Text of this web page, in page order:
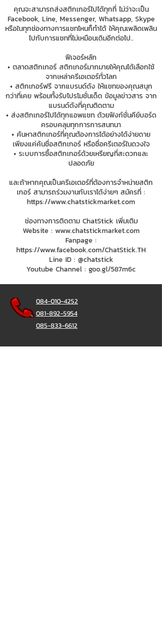
คุณจะสามารถส่งสติกเกอร์ไปได้ทุกที่ ไม่ว่าจะเป็น
Facebook, Line, Messenger, Whatsapp, Skype
หรือในทุกช่องทางการแชทไหนก็ทำได้ ให้คุณเพลิดเพลิน
ไปกับการแชทที่ไม่เหมือนเดิมอีกต่อไป..
ฟีเจอร์หลัก
• ตลาดสติกเกอร์ สติกเกอร์มากมายให้คุณได้เลือกใช้
จากเหล่าครีเอเตอร์ทั่วโลก
• สติกเกอร์ฟรี จากแบรนด์ดัง ให้แชทของคุณสนุก
กว่าที่เคย พร้อมทั้งรับโปรโมชั่นเด็ด ข้อมูลข่าวสาร จาก
แบรนด์ดังที่คุณติดตาม
• ส่งสติกเกอร์ไปได้ทุกแอพแชท ด้วยฟังก์ชั่นคีย์บอร์ด
ครอบคลุมทุกการการสนทนา
• ค้นหาสติกเกอร์ที่คุณต้องการได้อย่างได้ง่ายดาย
เพียงแค่ค้นชื่อสติกเกอร์ หรือชื่อครีเตอร์ในดวงใจ
• ระบบการซื้อสติกเกอร์ด้วยเหรียญที่สะดวกและ
ปลอดภัย
และถ้าหากคุณเป็นครีเอเตอร์ที่ต้องการจำหน่ายสติก
เกอร์ สามารถร่วมงานกับเราได้ง่ายๆ สมัครที่ :
https://www.chatstickmarket.com
ช่องทางการติดตาม ChatStick เพิ่มเติม
Website : www.chatstickmarket.com
Fanpage :
https://www.facebook.com/ChatStick.TH
Line ID : @chatstick
Youtube Channel : goo.gl/587m6c
084-010-4252
081-892-5954
085-833-6612
Office Hotline :02-297-0811